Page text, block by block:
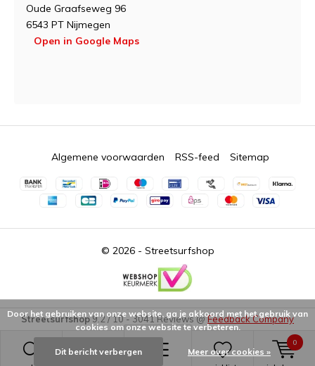
0
Oude Graafseweg 96
6543 PT Nijmegen
Open in Google Maps
© 2026 - Streetsurfshop
Algemene voorwaarden RSS-feed Sitemap
Streetsurfshop9.2/10-3041Reviews @Feedback Company
Door het gebruiken van onze website, ga je akkoord met het gebruik van
cookies om onze website te verbeteren.
Dit bericht verbergen Meer over cookies »